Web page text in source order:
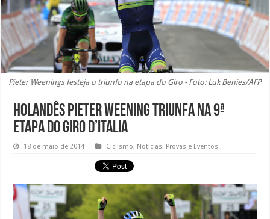
Pieter Weenings festeja o triunfo na etapa do Giro - Foto: Luk Benies/AFP
Holandês Pieter Weening triunfa na 9ª
etapa do Giro d’Italia
18 de maio de 2014 Ciclismo, Notícias, Provas e Eventos